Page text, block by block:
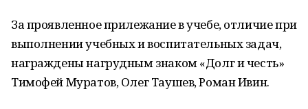
За проявленное прилежание в учебе, отличие при
выполнении учебных и воспитательных задач,
награждены нагрудным знаком «Долг и честь»
Тимофей Муратов, Олег Таушев, Роман Ивин.